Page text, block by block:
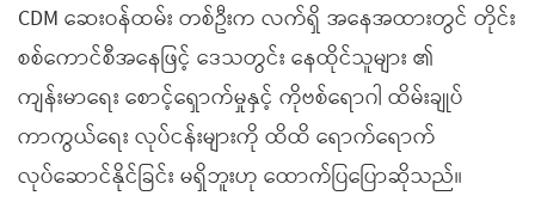
CDM ဆေးဝန်ထမ်း တစ်ဦးက လက်ရှိ အနေအထားတွင် တိုင်း
စစ်ကောင်စီအနေဖြင့် ဒေသတွင်း နေထိုင်သူများ ၏
ကျန်းမာရေး စောင့်ရှောက်မှုနှင့် ကိုဗစ်ရောဂါ ထိမ်းချုပ်
ကာကွယ်ရေး လုပ်ငန်းများကို ထိထိ ရောက်ရောက်
လုပ်ဆောင်နိုင်ခြင်း မရှိဘူးဟု ထောက်ပြပြောဆိုသည်။